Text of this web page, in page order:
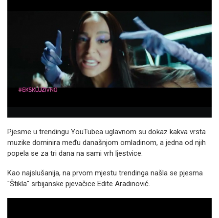
Pjesme u trendingu YouTubea uglavnom su dokaz kakva vrsta
muzike dominira među današnjom omladinom, a jedna od njih
popela se za tri dana na sami vrh ljestvice.
Kao najslušanija, na prvom mjestu trendinga našla se pjesma
"Štikla" srbijanske pjevačice Edite Aradinović.